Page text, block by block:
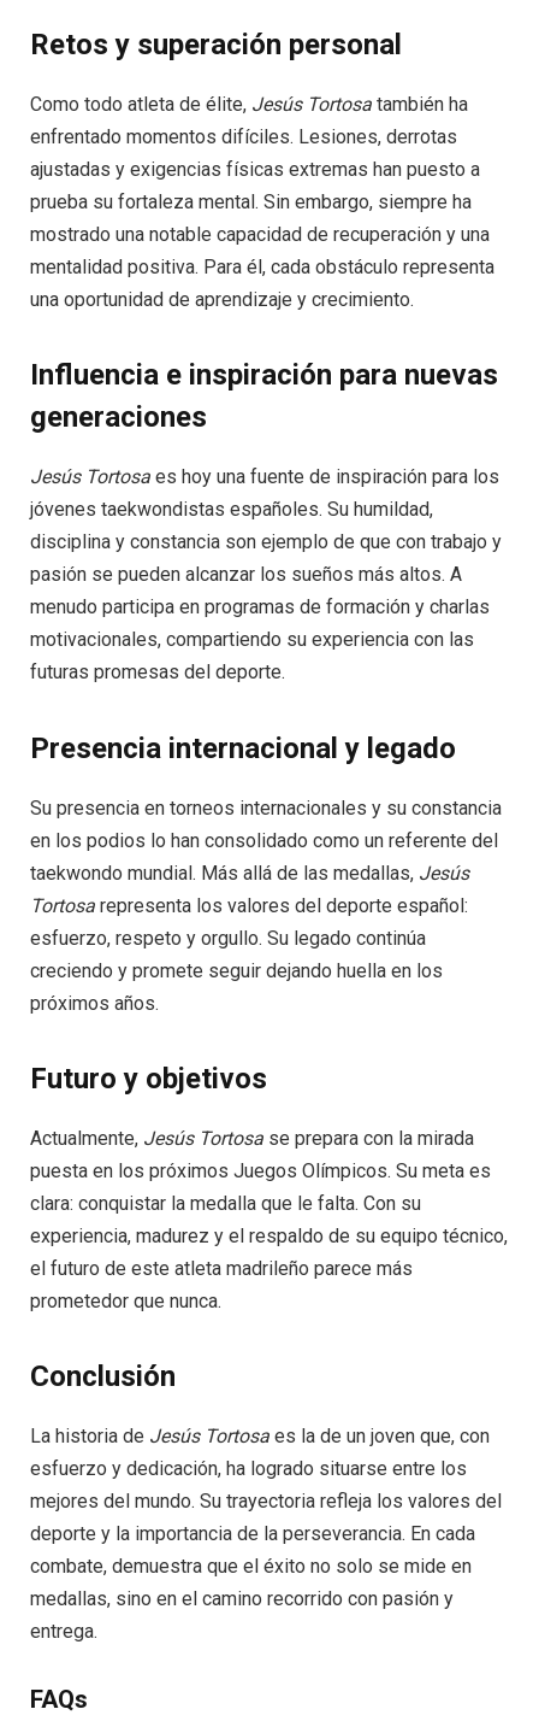
Retos y superación personal
Como todo atleta de élite, Jesús Tortosa también ha
enfrentado momentos difíciles. Lesiones, derrotas
ajustadas y exigencias físicas extremas han puesto a
prueba su fortaleza mental. Sin embargo, siempre ha
mostrado una notable capacidad de recuperación y una
mentalidad positiva. Para él, cada obstáculo representa
una oportunidad de aprendizaje y crecimiento.
Influencia e inspiración para nuevas
generaciones
Jesús Tortosa es hoy una fuente de inspiración para los
jóvenes taekwondistas españoles. Su humildad,
disciplina y constancia son ejemplo de que con trabajo y
pasión se pueden alcanzar los sueños más altos. A
menudo participa en programas de formación y charlas
motivacionales, compartiendo su experiencia con las
futuras promesas del deporte.
Presencia internacional y legado
Su presencia en torneos internacionales y su constancia
en los podios lo han consolidado como un referente del
taekwondo mundial. Más allá de las medallas, Jesús
Tortosa representa los valores del deporte español:
esfuerzo, respeto y orgullo. Su legado continúa
creciendo y promete seguir dejando huella en los
próximos años.
Futuro y objetivos
Actualmente, Jesús Tortosa se prepara con la mirada
puesta en los próximos Juegos Olímpicos. Su meta es
clara: conquistar la medalla que le falta. Con su
experiencia, madurez y el respaldo de su equipo técnico,
el futuro de este atleta madrileño parece más
prometedor que nunca.
Conclusión
La historia de Jesús Tortosa es la de un joven que, con
esfuerzo y dedicación, ha logrado situarse entre los
mejores del mundo. Su trayectoria refleja los valores del
deporte y la importancia de la perseverancia. En cada
combate, demuestra que el éxito no solo se mide en
medallas, sino en el camino recorrido con pasión y
entrega.
FAQs